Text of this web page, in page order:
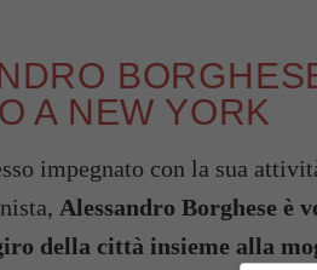
A NEW YORK
impegnato con la sua
Alessandro Borghese è
della città insieme alla